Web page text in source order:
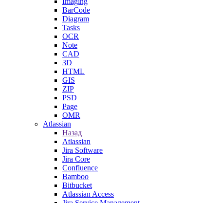
BarCode
Diagram
Tasks
OCR
Note
CAD
3D
HTML
GIS
ZIP
PSD
Page
OMR
Atlassian
Назад
Atlassian
Jira Software
Jira Core
Confluence
Bamboo
Bitbucket
Atlassian Access